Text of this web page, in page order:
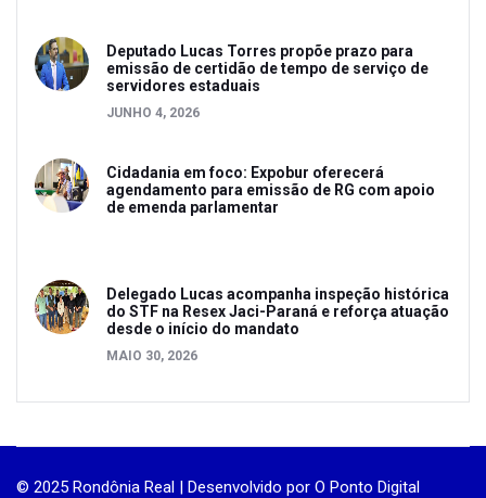
Deputado Lucas Torres propõe prazo para
emissão de certidão de tempo de serviço de
servidores estaduais
JUNHO 4, 2026
Cidadania em foco: Expobur oferecerá
agendamento para emissão de RG com apoio
de emenda parlamentar
Delegado Lucas acompanha inspeção histórica
do STF na Resex Jaci-Paraná e reforça atuação
desde o início do mandato
MAIO 30, 2026
© 2025 Rondônia Real | Desenvolvido por O Ponto Digital